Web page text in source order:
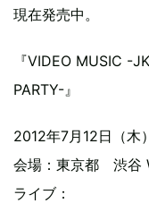
現在発売中。
『VIDEO MUSIC -
PARTY-』
2012年7月12日（木
会場：東京都 渋谷
ライブ：